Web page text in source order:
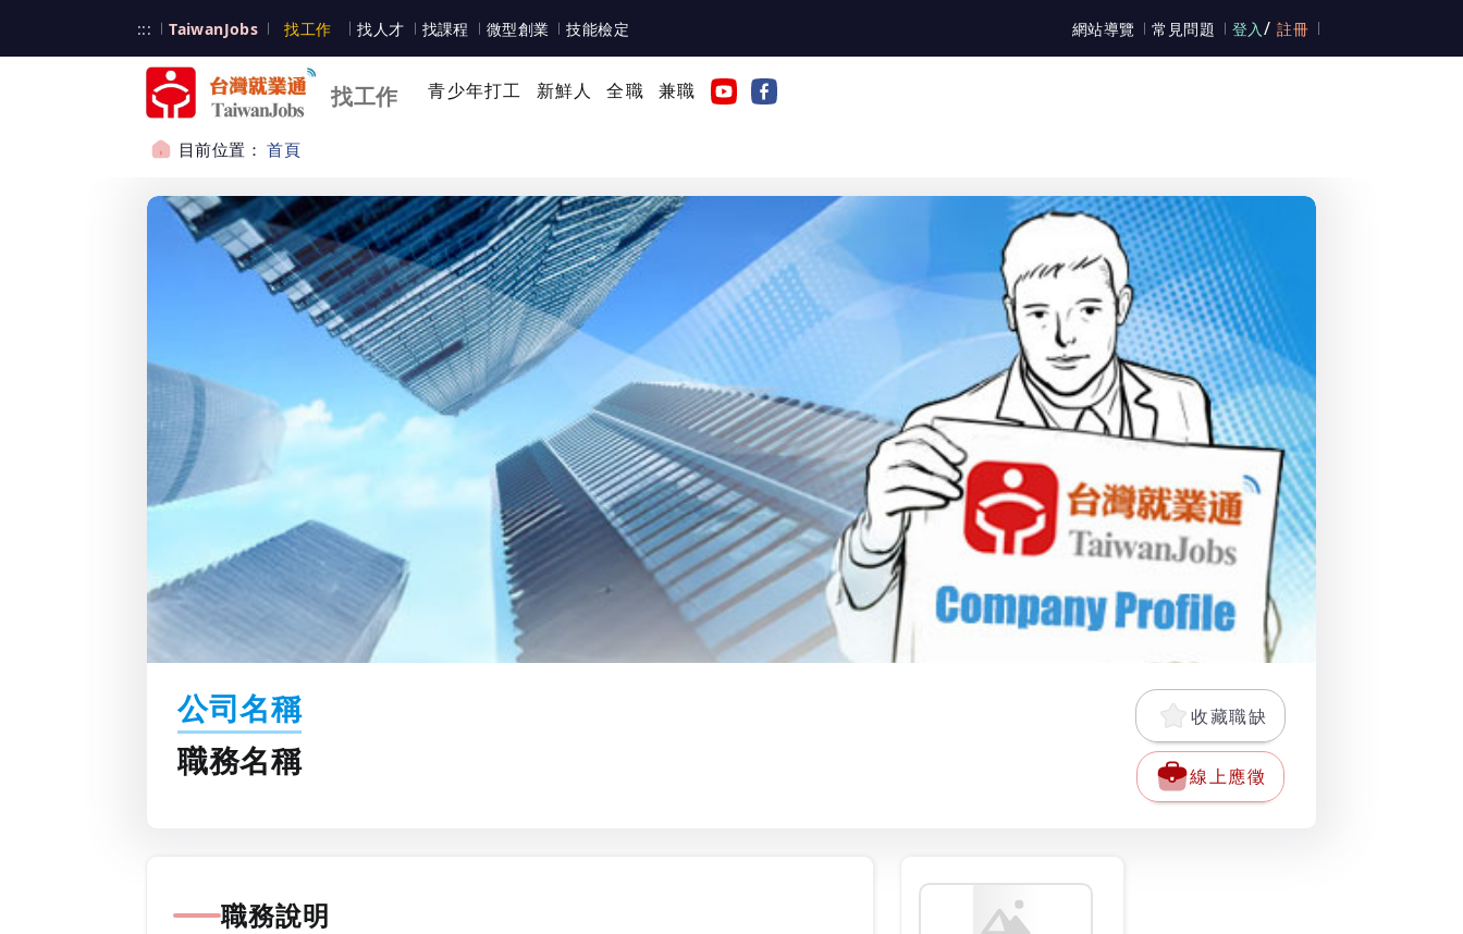
::: TaiwanJobs 台灣就業通
找工作 台灣就業通
找人才 找課程 微型創業 技能檢定 網站導覽 常見問題 登入 / 註冊
找工作 青少年打工 新鮮人 全職 兼職
目前位置：首頁
公司名稱
職務名稱
收藏職缺
線上應徵
職務說明